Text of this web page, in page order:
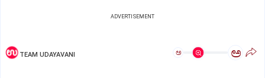
ADVERTISEMENT
TEAM UDAYAVANI ಅ ಅ